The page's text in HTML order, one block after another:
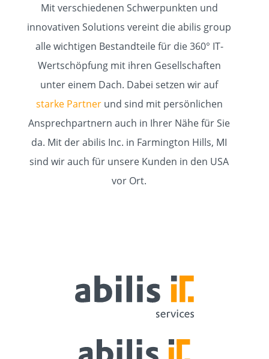
Mit verschiedenen Schwerpunkten und
innovativen Solutions vereint die abilis group
alle wichtigen Bestandteile für die 360° IT-
Wertschöpfung mit ihren Gesellschaften
unter einem Dach. Dabei setzen wir auf
starke Partnerund sind mit persönlichen
Ansprechpartnern auch in Ihrer Nähe für Sie
da. Mit der abilis Inc. in Farmington Hills, MI
sind wir auch für unsere Kunden in den USA
vor Ort.